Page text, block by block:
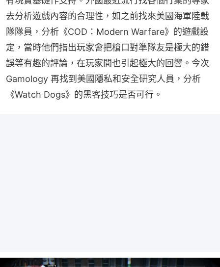
去分析遊戲內容的合理性，如之前找來美國海軍陸戰
隊隊員，分析《COD：Modern Warfare》的遊戲設
定，當時他們指出玩家會把槍口對準隊友是極大的錯
誤等有趣的評論，在玩家間也引起極大的回響。今次
Gamology 再找到美國隱私和安全研究人員，分析
《Watch Dogs》的黑客技巧是否可行。